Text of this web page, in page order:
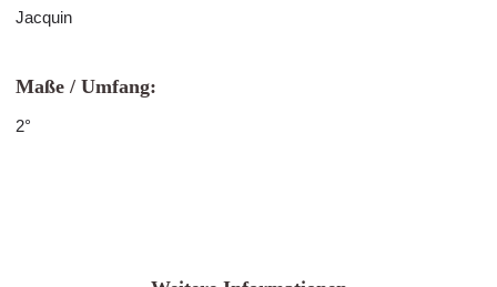
Jacquin
Maße / Umfang:
2°